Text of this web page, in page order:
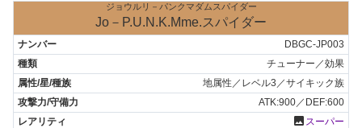
ジョウルリ－パンクマダムスパイダー
Jo－P.U.N.K.Mme.スパイダー
DBGC-JP003
チューナー／効果
地属性／レベル3／サイキック族
ATK:900／DEF:600
photo スーパー